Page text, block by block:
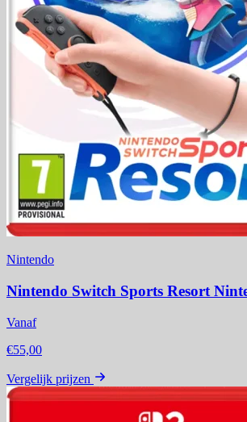
Nintendo
Nintendo Switch Sports Resort
Vanaf
€55,00
Vergelijk prijzen